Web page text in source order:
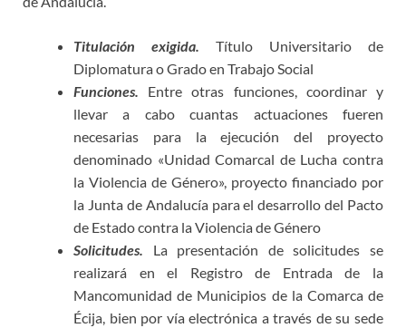
Titulación exigida. Título Universitario de
Diplomatura o Grado en Trabajo Social
Funciones. Entre otras funciones, coordinar y
llevar a cabo cuantas actuaciones fueren
necesarias para la ejecución del proyecto
denominado «Unidad Comarcal de Lucha contra
la Violencia de Género», proyecto financiado por
la Junta de Andalucía para el desarrollo del Pacto
de Estado contra la Violencia de Género
Solicitudes. La presentación de solicitudes se
realizará en el Registro de Entrada de la
Mancomunidad de Municipios de la Comarca de
Écija, bien por vía electrónica a través de su sede